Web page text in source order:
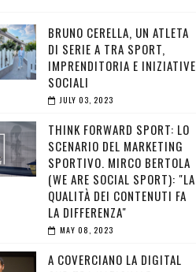
BRUNO CERELLA, UN ATLETA
DI SERIE A TRA SPORT,
IMPRENDITORIA E INIZIATIVE
SOCIALI
JULY 03, 2023
THINK FORWARD SPORT: LO
SCENARIO DEL MARKETING
SPORTIVO. MIRCO BERTOLA
(WE ARE SOCIAL SPORT): "LA
QUALITÀ DEI CONTENUTI FA
LA DIFFERENZA"
MAY 08, 2023
A COVERCIANO LA DIGITAL